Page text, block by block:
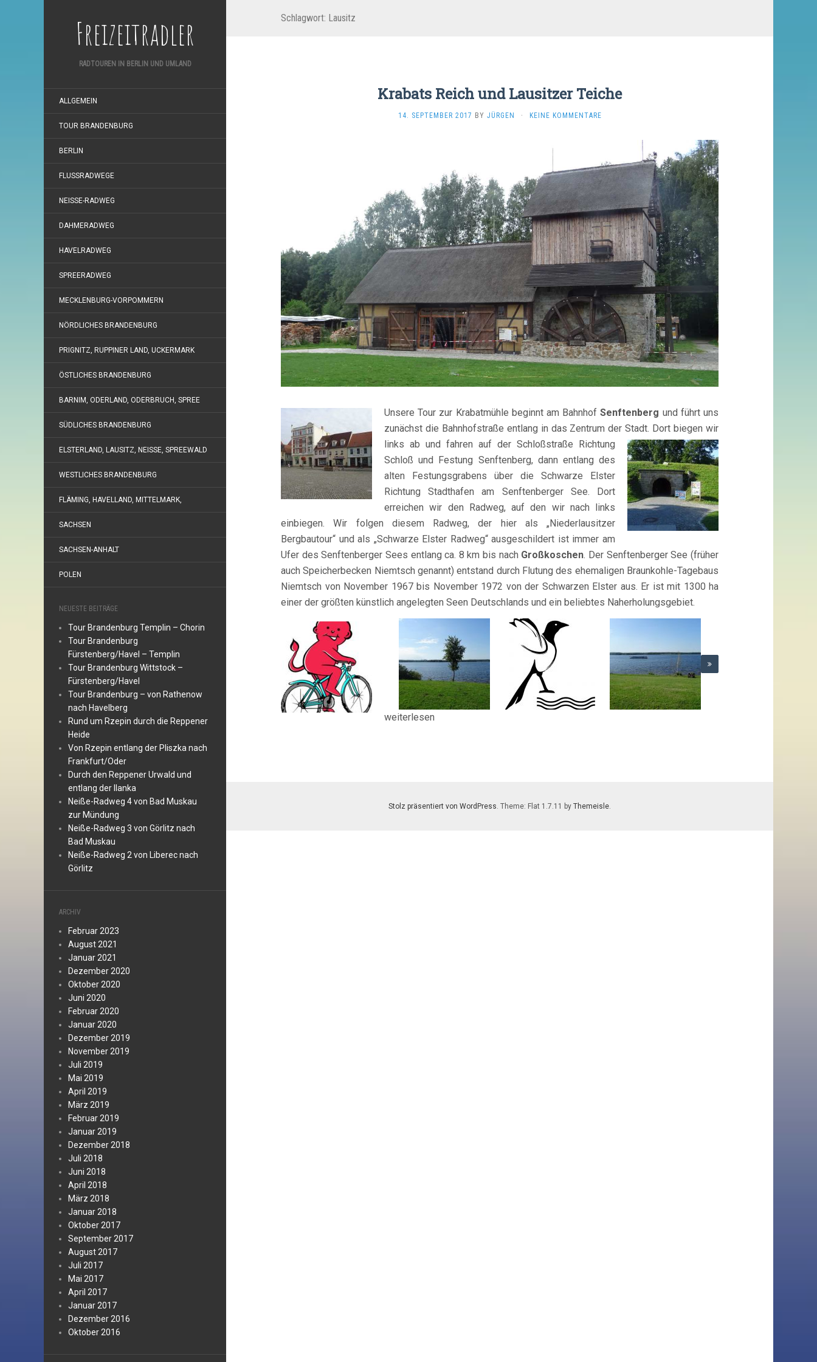
Freizeitradler
RADTOUREN IN BERLIN UND UMLAND
ALLGEMEIN
TOUR BRANDENBURG
BERLIN
FLUSSRADWEGE
NEISSE-RADWEG
DAHMERADWEG
HAVELRADWEG
SPREERADWEG
MECKLENBURG-VORPOMMERN
NÖRDLICHES BRANDENBURG
PRIGNITZ, RUPPINER LAND, UCKERMARK
ÖSTLICHES BRANDENBURG
BARNIM, ODERLAND, ODERBRUCH, SPREE
SÜDLICHES BRANDENBURG
ELSTERLAND, LAUSITZ, NEISSE, SPREEWALD
WESTLICHES BRANDENBURG
FLÄMING, HAVELLAND, MITTELMARK,
SACHSEN
SACHSEN-ANHALT
POLEN
NEUESTE BEITRÄGE
Tour Brandenburg Templin – Chorin
Tour Brandenburg
Fürstenberg/Havel – Templin
Tour Brandenburg Wittstock –
Fürstenberg/Havel
Tour Brandenburg – von Rathenow
nach Havelberg
Rund um Rzepin durch die Reppener
Heide
Von Rzepin entlang der Pliszka nach
Frankfurt/Oder
Durch den Reppener Urwald und
entlang der Ilanka
Neiße-Radweg 4 von Bad Muskau
zur Mündung
Neiße-Radweg 3 von Görlitz nach
Bad Muskau
Neiße-Radweg 2 von Liberec nach
Görlitz
ARCHIV
Februar 2023
August 2021
Januar 2021
Dezember 2020
Oktober 2020
Juni 2020
Februar 2020
Januar 2020
Dezember 2019
November 2019
Juli 2019
Mai 2019
April 2019
März 2019
Februar 2019
Januar 2019
Dezember 2018
Juli 2018
Juni 2018
April 2018
März 2018
Januar 2018
Oktober 2017
September 2017
August 2017
Juli 2017
Mai 2017
April 2017
Januar 2017
Dezember 2016
Oktober 2016
Schlagwort: Lausitz
Krabats Reich und Lausitzer Teiche
14. SEPTEMBER 2017 BY JÜRGEN · KEINE KOMMENTARE
Unsere Tour zur Krabatmühle beginnt am BahnhofSenftenberg und führt uns
zunächst die Bahnhofstraße entlang in das Zentrum der Stadt. Dort biegen wir
links ab und fahren auf der Schloßstraße Richtung
Schloß und Festung Senftenberg, dann entlang des
alten Festungsgrabens über die Schwarze Elster
Richtung Stadthafen am Senftenberger See. Dort
erreichen wir den Radweg, auf den wir nach links
einbiegen. Wir folgen diesem Radweg, der hier als „Niederlausitzer
Bergbautour“ und als „Schwarze Elster Radweg“ ausgeschildert ist immer am
Ufer des Senftenberger Sees entlang ca. 8 km bis nach Großkoschen. Der Senftenberger See (früher
auch Speicherbecken Niemtsch genannt) entstand durch Flutung des ehemaligen Braunkohle-Tagebaus
Niemtsch von November 1967 bis November 1972 von der Schwarzen Elster aus. Er ist mit 1300 ha
einer der größten künstlich angelegten Seen Deutschlands und ein beliebtes Naherholungsgebiet.
weiterlesen
Stolz präsentiert von WordPress . Theme: Flat 1.7.11 by Themeisle